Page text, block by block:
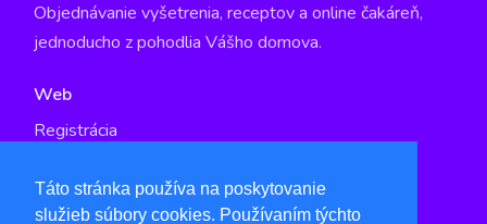
Táto stránka používa na poskytovanie
služieb súbory cookies. Používaním týchto
Objednávanie vyšetrenia, receptov a online čakáreň,
jednoducho z pohodlia Vášho domova.
Web
Registrácia